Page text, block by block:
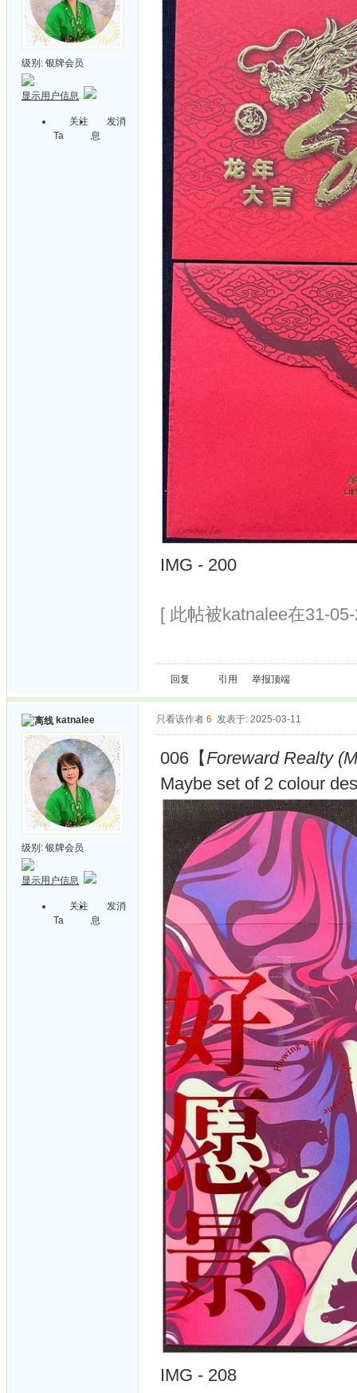
级别: 银牌会员
显示用户信息
关注
Ta
发消
息
IMG - 200
[ 此帖被katnalee在31-
回复 引用 举报顶端
katnalee
级别: 银牌会员
显示用户信息
关注
Ta
发消
息
只看该作者 6 发表于: 2025-03-11
006【Foreward Realty
Maybe set of 2 colour
IMG - 208